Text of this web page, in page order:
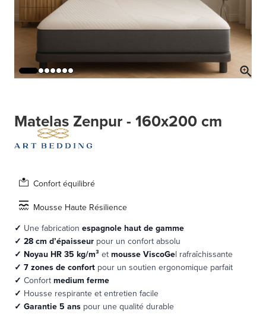
Matelas Zenpur - 160x200 cm
Confort équilibré
Mousse Haute Résilience
✓ Une fabrication espagnole haut de gamme
✓ 28 cm d’épaisseur pour un confort absolu
✓ Noyau HR 35 kg/m³ etmousse ViscoGel rafraîchissante
✓ 7 zones de confort pour un soutien ergonomique parfait
✓ Confortmedium ferme
✓ Housse respirante et entretien facile
✓ Garantie 5 ans pour une qualité durable